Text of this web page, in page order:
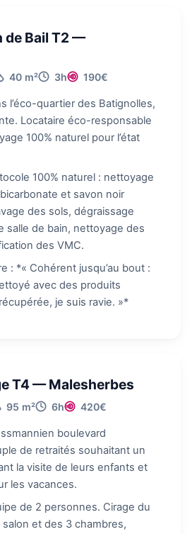
de Bail T2 —
40 m² 3h 190€
l’éco-quartier des Batignolles,
Locataire éco-responsable
100% naturel pour l’état
100% naturel : nettoyage
et savon noir
des sols, dégraissage
salle de bain, nettoyage des
des VMC.
: *« Cohérent jusqu’au bout :
avec des produits
je suis ravie. »*
T4 — Malesherbes
95 m² 6h 420€
boulevard
de retraités souhaitant un
la visite de leurs enfants et
les vacances.
de 2 personnes. Cirage du
et des 3 chambres,